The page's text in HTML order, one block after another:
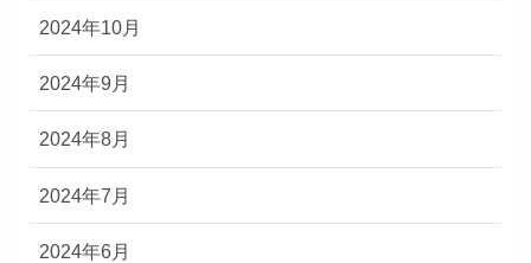
2024年10月
2024年9月
2024年8月
2024年7月
2024年6月